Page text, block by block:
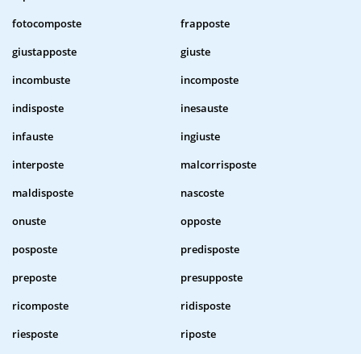
fotocomposte
frapposte
giustapposte
giuste
incombuste
incomposte
indisposte
inesauste
infauste
ingiuste
interposte
malcorrisposte
maldisposte
nascoste
onuste
opposte
posposte
predisposte
preposte
presupposte
ricomposte
ridisposte
riesposte
riposte